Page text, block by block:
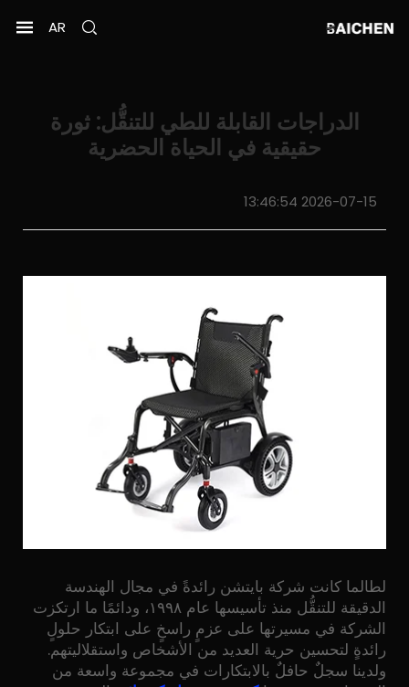
AR
الدراجات القابلة للطي للتنقُّل: ثورة
حقيقية في الحياة الحضرية
2026-07-15 13:46:54
لطالما كانت شركة بايتشن رائدةً في مجال الهندسة
الدقيقة للتنقُّل منذ تأسيسها عام ١٩٩٨، ودائمًا ما ارتكزت
الشركة في مسيرتها على عزمٍ راسخٍ على ابتكار حلولٍ
رائدةٍ لتحسين حرية العديد من الأشخاص واستقلاليتهم.
ولدينا سجلٌ حافلٌ بالابتكارات في مجموعة واسعة من